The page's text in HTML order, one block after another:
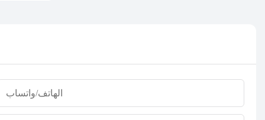
الهاتف/واتساب